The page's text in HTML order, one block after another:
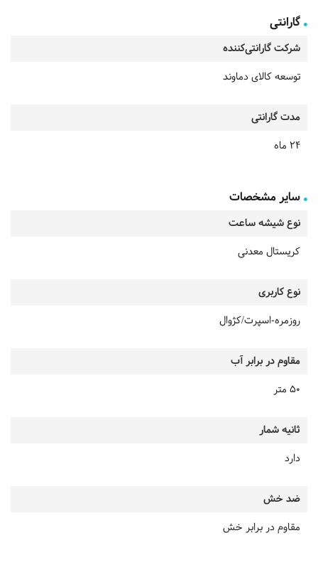
گارانتی
شرکت گارانتی‌کننده
توسعه کالای دماوند
مدت گارانتی
24 ماه
سایر مشخصات
نوع شیشه ساعت
کریستال معدنی
نوع کاربری
روزمره-اسپرت/کژوال
مقاوم در برابر آب
50 متر
ثانیه شمار
دارد
ضد خش
مقاوم در برابر خش